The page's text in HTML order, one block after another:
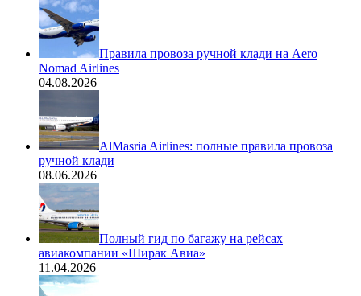
Правила провоза ручной клади на Aero
Nomad Airlines
04.08.2026
AlMasria Airlines: полные правила провоза
ручной клади
08.06.2026
Полный гид по багажу на рейсах
авиакомпании «Ширак Авиа»
11.04.2026